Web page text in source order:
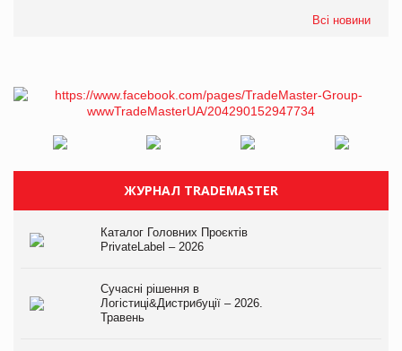
Всі новини
ЖУРНАЛ TRADEMASTER
Каталог Головних Проєктів
PrivateLabel – 2026
Сучасні рішення в
Логістиці&Дистрибуції – 2026.
Травень